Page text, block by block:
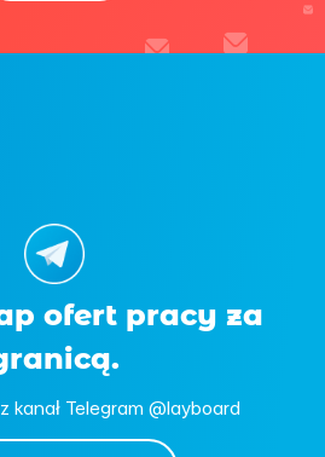
ofert pracy za
kanał Telegram @layboard